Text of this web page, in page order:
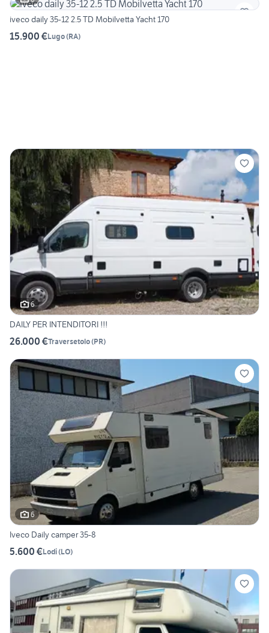
iveco daily 35-12 2.5 TD Mobilvetta Yacht 170
15.900 €Lugo(RA)
6
DAILY PER INTENDITORI !!!
26.000 €Traversetolo(PR)
6
Iveco Daily camper 35-8
5.600 €Lodi(LO)